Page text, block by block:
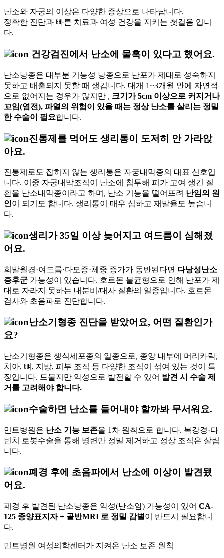
난소와 자궁의 이상은 다양한 증상으로 나타납니다.
정확한 진단과 빠른 치료과 여성 건강을 지키는 첫걸음 입니
다.
건강검진에서 난소에 물혹이 있다고 했어요.
난소낭종은 대부분 기능성 낭종으로 난포가 제대로 성숙하지
못하고 배출되지 못할 때 생깁니다. 대개 1~3개월 안에 자연적
으로 없어지는 경우가 많지만 , 크기가 5cm 이상으로 커지거나
꼬임(염전), 파열의 위험이 있을 때는 정상 난소를 살리는 정밀
한 수술이 필요합니다.
진통제를 먹어도 생리통이 도저히 안 가라앉
아요.
진통제로도 잡히지 않는 생리통은 자궁내막증의 대표 신호입
니다. 이중 자궁내막조직이 난소에 침투해 피가 고여 생긴 질
환을 난소내막종이라고 하며, 난소 기능을 떨어뜨려 난임의 원
인이 되기도 합니다. 생리통이 매우 심하고 재발율도 높습니
다.
생리가 35일 이상 늦어지고 여드름이 심해졌
어요.
희발월경·여드름·다모증·체중 증가가 동반된다면 다낭성난소
증후군 가능성이 있습니다. 호르몬 불균형으로 인해 난포가 제
대로 자라지 못하는 내분비/대사 질환의 일종입니다. 호르몬
검사와 초음파로 진단합니다.
난소기형종 진단을 받았어요, 어떤 질환인가
요?
난소기형종은 생식세포종의 일종으로, 종양 내부에 머리카락,
치아, 뼈, 지방, 피부 조직 등 다양한 조직이 섞여 있는 것이 특
징입니다. 드물지만 악성으로 발전할 수 있어 발견 시 수술 제
거를 고려해야 합니다.
수술하면 난소를 들어내야 할까봐 무서워요.
민트병원은 난소 기능 보존을 1차 원칙으로 합니다. 복강경·다
빈치 로봇수술을 통해 병변만 정밀 제거하고 정상 조직은 살립
니다.
폐경 후에 초음파에서 난소에 이상이 발견됐
어요.
폐경 후 발견된 난소낭종은 악성(난소암) 가능성이 있어 CA-
125 종양표지자 + 골반MRI 로 정밀 감별 이 반드시 필요합니
다.
민트병원 여성의학센터가 지켜온 난소 보존 원칙